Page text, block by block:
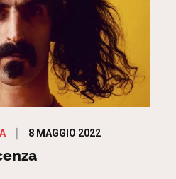
Posted
on
8 MAGGIO 2022